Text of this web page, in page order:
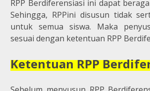
RPP Berdiferensiasi ini dapat
Sehingga, RPPini disusun tidak
untuk semua siswa. Maka
sesuai dengan ketentuan RPP
Ketentuan RPP